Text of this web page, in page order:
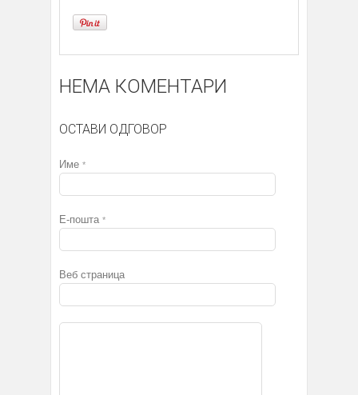
НЕМА КОМЕНТАРИ
ОСТАВИ ОДГОВОР
Име *
Е-пошта *
Веб страница